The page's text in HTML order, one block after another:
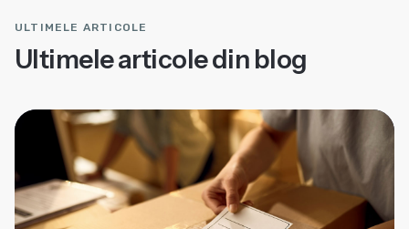
ULTIMELE ARTICOLE
Ultimele articole din blog